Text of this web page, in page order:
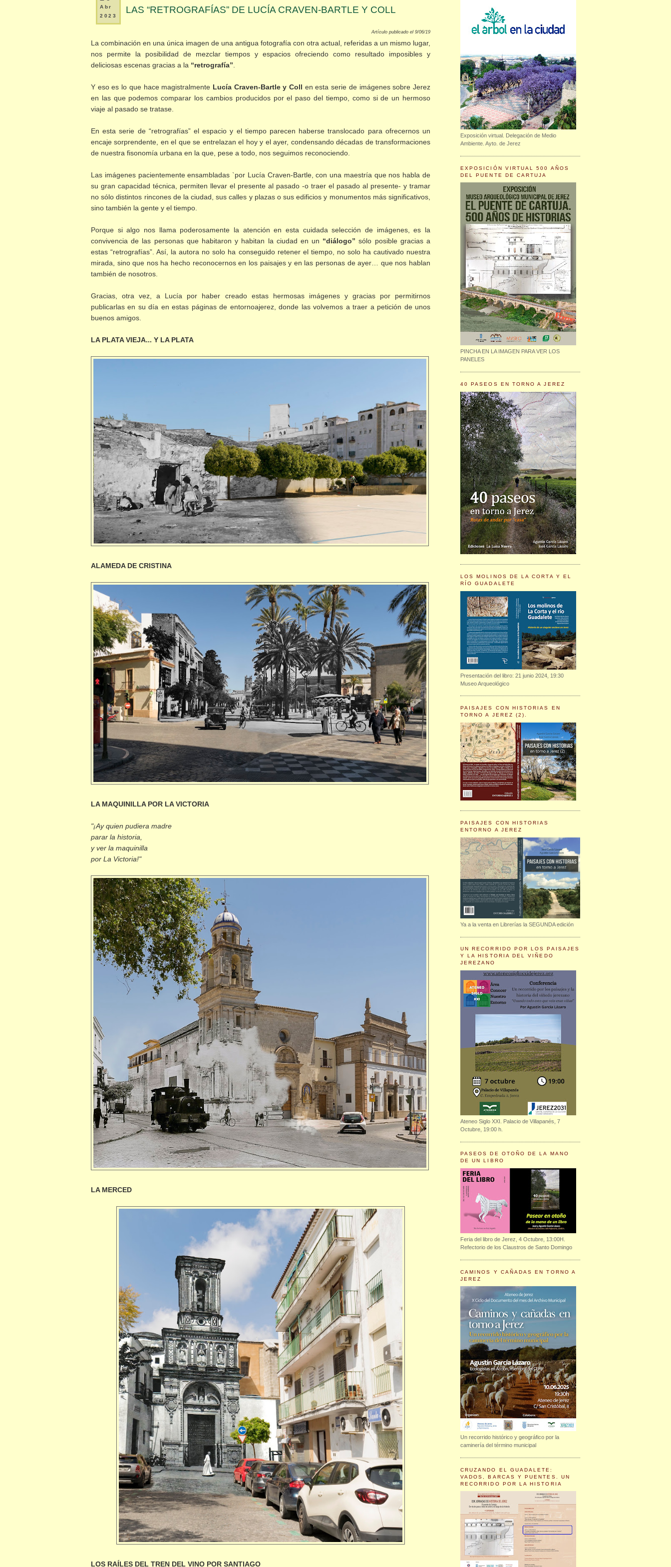
Abr
2023
LAS “RETROGRAFÍAS” DE LUCÍA CRAVEN-BARTLE Y COLL
Artículo publicado el 9/06/19
La combinación en una única imagen de una antigua fotografía con otra actual, referidas a un mismo lugar,
nos permite la posibilidad de mezclar tiempos y espacios ofreciendo como resultado imposibles y
deliciosas escenas gracias a la “retrografía”.
Y eso es lo que hace magistralmente Lucía Craven-Bartle y Coll en esta serie de imágenes sobre Jerez
en las que podemos comparar los cambios producidos por el paso del tiempo, como si de un hermoso
viaje al pasado se tratase.
En esta serie de “retrografías” el espacio y el tiempo parecen haberse translocado para ofrecernos un
encaje sorprendente, en el que se entrelazan el hoy y el ayer, condensando décadas de transformaciones
de nuestra fisonomía urbana en la que, pese a todo, nos seguimos reconociendo.
Las imágenes pacientemente ensambladas `por Lucía Craven-Bartle, con una maestría que nos habla de
su gran capacidad técnica, permiten llevar el presente al pasado -o traer el pasado al presente- y tramar
no sólo distintos rincones de la ciudad, sus calles y plazas o sus edificios y monumentos más significativos,
sino también la gente y el tiempo.
Porque si algo nos llama poderosamente la atención en esta cuidada selección de imágenes, es la
convivencia de las personas que habitaron y habitan la ciudad en un “diálogo” sólo posible gracias a
estas “retrografías”. Así, la autora no solo ha conseguido retener el tiempo, no solo ha cautivado nuestra
mirada, sino que nos ha hecho reconocernos en los paisajes y en las personas de ayer… que nos hablan
también de nosotros.
Gracias, otra vez, a Lucía por haber creado estas hermosas imágenes y gracias por permitirnos
publicarlas en su día en estas páginas de entornoajerez, donde las volvemos a traer a petición de unos
buenos amigos.
LA PLATA VIEJA... Y LA PLATA
ALAMEDA DE CRISTINA
LA MAQUINILLA POR LA VICTORIA
"¡Ay quien pudiera madre
parar la historia,
y ver la maquinilla
por La Victoria!"
LA MERCED
LOS RAÍLES DEL TREN DEL VINO POR SANTIAGO
Exposición virtual. Delegación de Medio
Ambiente. Ayto. de Jerez
EXPOSICIÓN VIRTUAL 500 AÑOS
DEL PUENTE DE CARTUJA
PINCHA EN LA IMAGEN PARA VER LOS
PANELES
40 PASEOS EN TORNO A JEREZ
LOS MOLINOS DE LA CORTA Y EL
RÍO GUADALETE
Presentación del libro: 21 junio 2024, 19:30
Museo Arqueológico
PAISAJES CON HISTORIAS EN
TORNO A JEREZ (2).
PAISAJES CON HISTORIAS
ENTORNO A JEREZ
Ya a la venta en Librerías la SEGUNDA edición
UN RECORRIDO POR LOS PAISAJES
Y LA HISTORIA DEL VIÑEDO
JEREZANO
Ateneo Siglo XXI. Palacio de Villapanés, 7
Octubre, 19:00 h.
PASEOS DE OTOÑO DE LA MANO
DE UN LIBRO
Feria del libro de Jerez, 4 Octubre, 13:00H.
Refectorio de los Claustros de Santo Domingo
CAMINOS Y CAÑADAS EN TORNO A
JEREZ
Un recorrido histórico y geográfico por la
caminería del término municipal
CRUZANDO EL GUADALETE:
VADOS, BARCAS Y PUENTES. UN
RECORRIDO POR LA HISTORIA